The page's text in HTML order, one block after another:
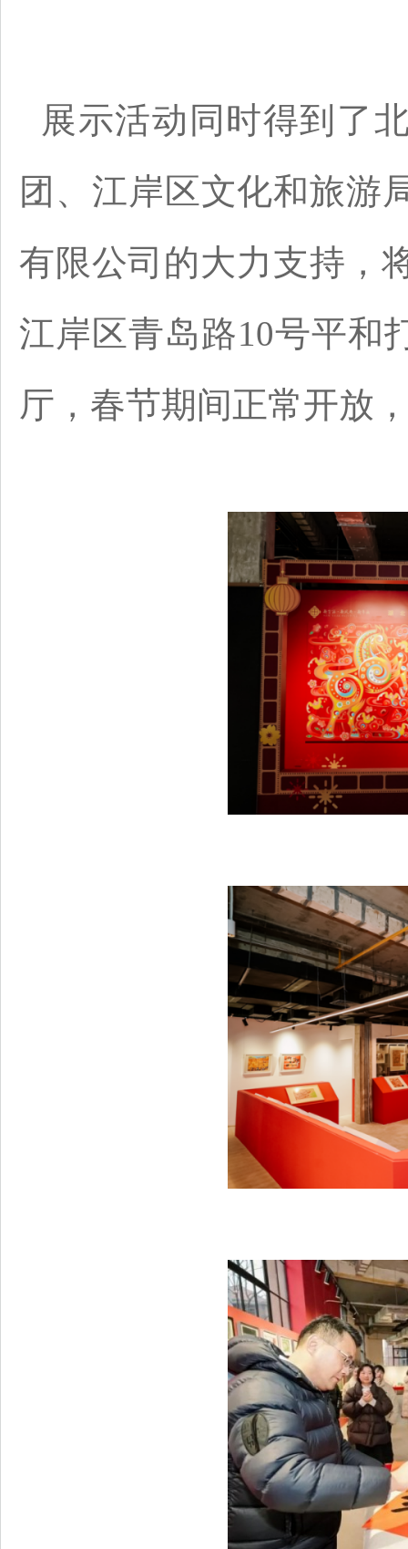
展示活动同时得到了
团、江岸区文化和旅游
有限公司的大力支持，
江岸区青岛路10号平和
厅，春节期间正常开放